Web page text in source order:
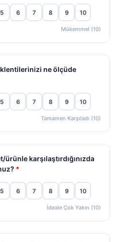
5 6 7 8 9 10
Mükemmel (10)
ne ölçüde
5 6 7 8 9 10
Tamamen Karşıladı (10)
karşılaştırdığınızda
*
5 6 7 8 9 10
İdeale Çok Yakın (10)